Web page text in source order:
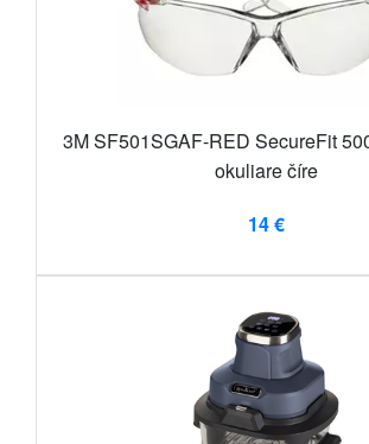
3M SF501SGAF-RED SecureFit
okuliare číre
14 €